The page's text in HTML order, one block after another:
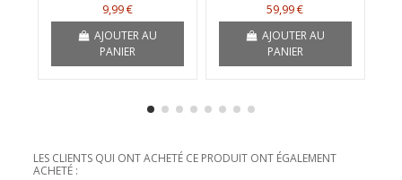
9,99 €
AJOUTER AU
PANIER
59,99 €
AJOUTER AU
PANIER
LES CLIENTS QUI ONT ACHETÉ CE PRODUIT ONT ÉGALEMENT
ACHETÉ :